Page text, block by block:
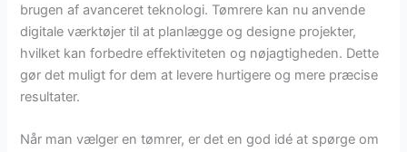
brugen af avanceret teknologi. Tømrere kan nu anvende
digitale værktøjer til at planlægge og designe projekter,
hvilket kan forbedre effektiviteten og nøjagtigheden. Dette
gør det muligt for dem at levere hurtigere og mere præcise
resultater.
Når man vælger en tømrer, er det en god idé at spørge om